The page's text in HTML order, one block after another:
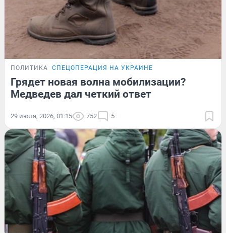
ПОЛИТИКА СПЕЦОПЕРАЦИЯ НА УКРАИНЕ
Грядет новая волна мобилизации?
Медведев дал четкий ответ
29 июля, 2026, 01:15 752 5